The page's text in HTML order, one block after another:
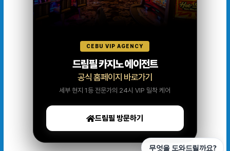
CEBU VIP AGENCY
드림필 카지노 에이전트
공식 홈페이지 바로가기
세부 현지 1등 전문가의 24시 VIP 밀착 케어
드림필 방문하기